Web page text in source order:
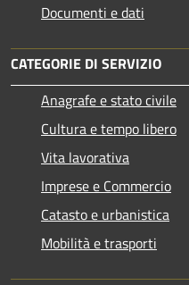
Documenti e dati
CATEGORIE DI SERVIZIO
Anagrafe e stato civile
Cultura e tempo libero
Vita lavorativa
Imprese e Commercio
Catasto e urbanistica
Mobilità e trasporti